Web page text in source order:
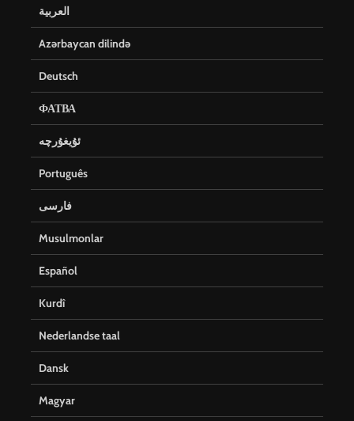
العربية
Azərbaycan dilində
Deutsch
ФАТВА
ئۇيغۇرچە
Português
فارسی
Musulmonlar
Español
Kurdî
Nederlandse taal
Dansk
Magyar